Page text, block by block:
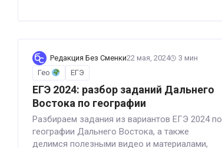
Редакция Без Сменки22 мая, 2024
3 мин
Гео
ЕГЭ
ЕГЭ 2024: разбор заданий Дальнего
Востока по географии
Разбираем задания из вариантов ЕГЭ 2024 по
географии Дальнего Востока, а также
делимся полезными видео и материалами,